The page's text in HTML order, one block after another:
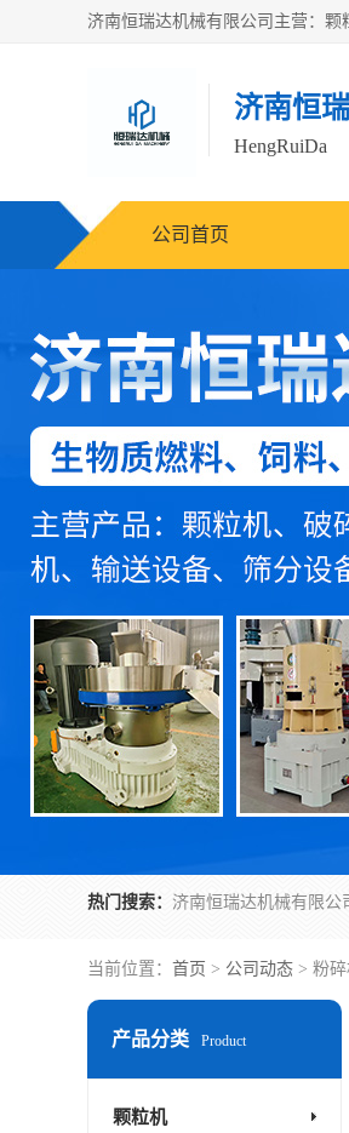
济南恒
HengRuiDa
公司首页
热门搜索：
当前位置： 首页 > 公司动态 > 粉
产品分类 Product
颗粒机